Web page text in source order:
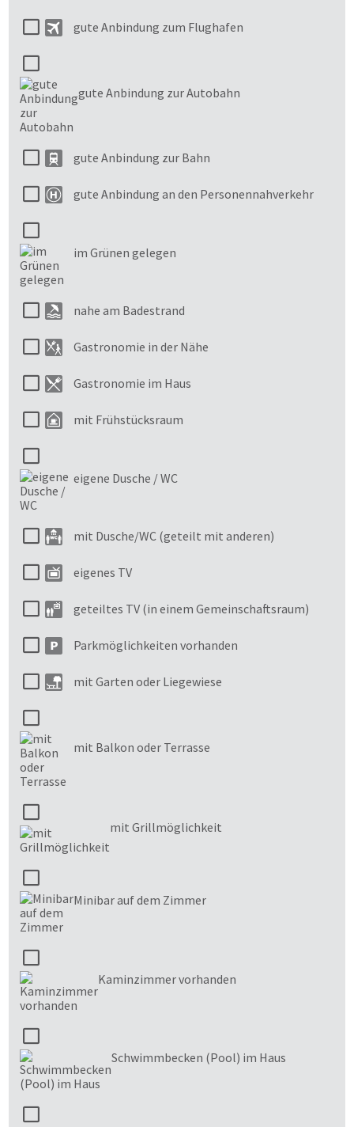
gute Anbindung zum Flughafen
gute Anbindung zur Autobahn
gute Anbindung zur Bahn
gute Anbindung an den Personennahverkehr
im Grünen gelegen
nahe am Badestrand
Gastronomie in der Nähe
Gastronomie im Haus
mit Frühstücksraum
eigene Dusche / WC
mit Dusche/WC (geteilt mit anderen)
eigenes TV
geteiltes TV (in einem Gemeinschaftsraum)
Parkmöglichkeiten vorhanden
mit Garten oder Liegewiese
mit Balkon oder Terrasse
mit Grillmöglichkeit
Minibar auf dem Zimmer
Kaminzimmer vorhanden
Schwimmbecken (Pool) im Haus